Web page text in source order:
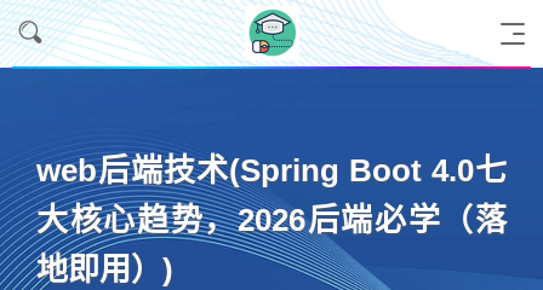
web后端技术(Spring Boot 4.0七
大核心趋势，2026后端必学（落
地即用）)